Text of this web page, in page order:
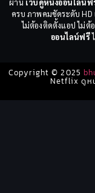
ผ่าน เว็บดูหนังออนไลน์ฟ
ครบ ภาพคมชัดระดับ HD
ไม่ต้องติดตั้งแอป ไม่ต้
ออนไลน์ฟรี
Copyright © 2025
Netflix ดูห